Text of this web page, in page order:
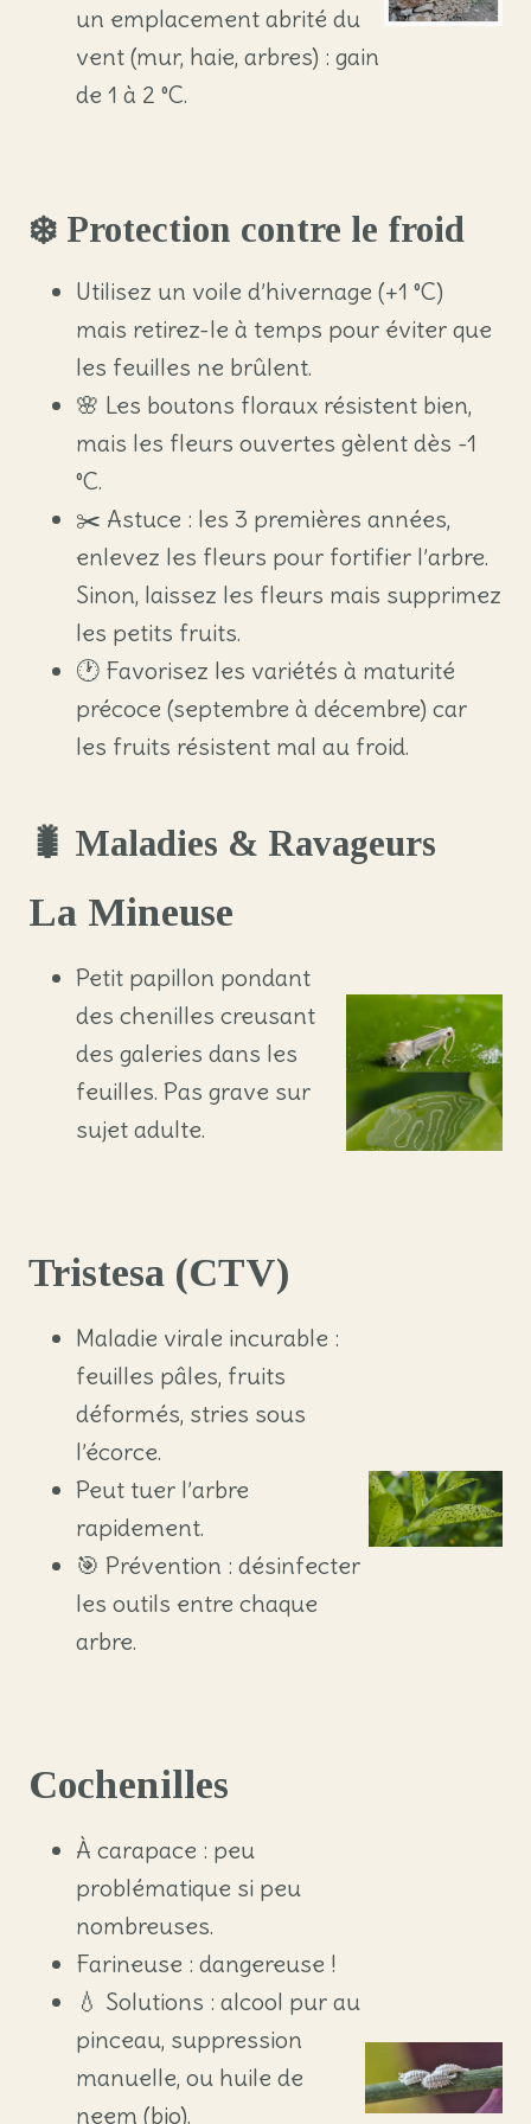
un emplacement abrité du
vent (mur, haie, arbres) : gain
de 1 à 2 °C.
❄️ Protection contre le froid
Utilisez un voile d’hivernage (+1 °C)
mais retirez-le à temps pour éviter que
les feuilles ne brûlent.
🌸 Les boutons floraux résistent bien,
mais les fleurs ouvertes gèlent dès -1
°C.
✂️ Astuce : les 3 premières années,
enlevez les fleurs pour fortifier l’arbre.
Sinon, laissez les fleurs mais supprimez
les petits fruits.
🕐 Favorisez les variétés à maturité
précoce (septembre à décembre) car
les fruits résistent mal au froid.
🐛 Maladies & Ravageurs
La Mineuse
Petit papillon pondant
des chenilles creusant
des galeries dans les
feuilles. Pas grave sur
sujet adulte.
Tristesa (CTV)
Maladie virale incurable :
feuilles pâles, fruits
déformés, stries sous
l’écorce.
Peut tuer l’arbre
rapidement.
🎯 Prévention : désinfecter
les outils entre chaque
arbre.
Cochenilles
À carapace : peu
problématique si peu
nombreuses.
Farineuse : dangereuse !
💧 Solutions : alcool pur au
pinceau, suppression
manuelle, ou huile de
neem (bio).